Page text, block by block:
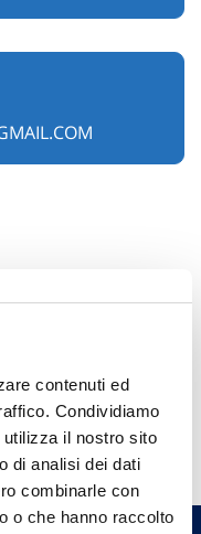
contenuti ed
Condividiamo
il nostro sito
di analisi dei dati
combinarle con
o che hanno raccolto
te e parla con